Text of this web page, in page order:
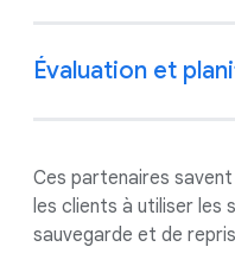
Évaluation et
Ces partenaires
les clients à utiliser les
sauvegarde et de